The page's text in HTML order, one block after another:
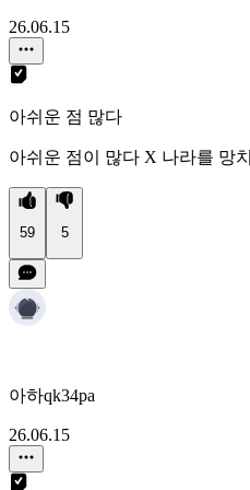
26.06.15
아쉬운 점 많다
아쉬운 점이 많다 X 나라를 망
59 5
아하qk34pa
26.06.15